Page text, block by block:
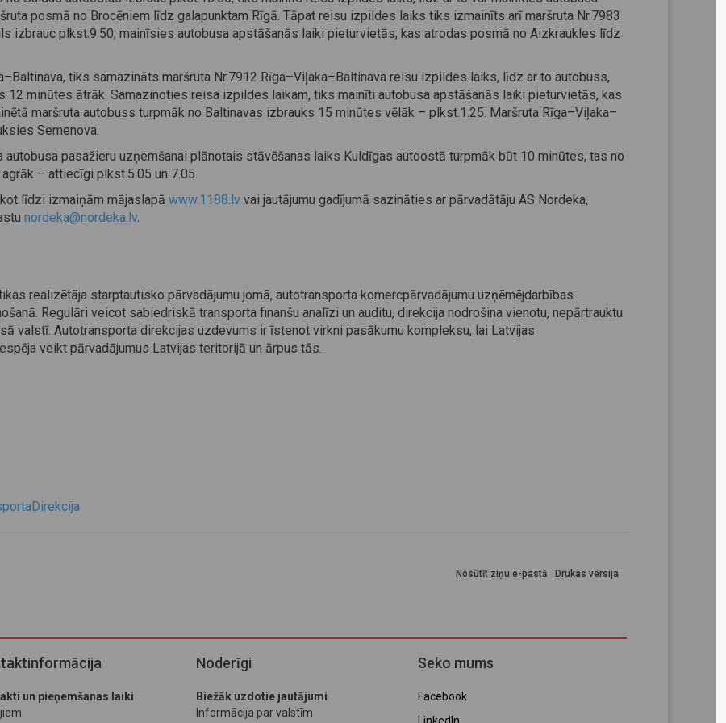
posmā no Brocēniem līdz galapunktam Rīgā. Tāpat reisu izpildes laiks tiks izmainīts arī maršruta Nr.7983
izbrauc plkst.9.50; mainīsies autobusa apstāšanās laiki pieturvietās, kas atrodas posmā no Aizkraukles līdz
tiks samazināts maršruta Nr.7912 Rīga–Viļaka–Baltinava reisu izpildes laiks, līdz ar to autobuss,
12 minūtes ātrāk. Samazinoties reisa izpildes laikam, tiks mainīti autobusa apstāšanās laiki pieturvietās, kas
maršruta autobuss turpmāk no Baltinavas izbrauks 15 minūtes vēlāk – plkst.1.25. Maršruta Rīga–Viļaka–
Semenova.
autobusa pasažieru uzņemšanai plānotais stāvēšanas laiks Kuldīgas autoostā turpmāk būt 10 minūtes, tas no
– attiecīgi plkst.5.05 un 7.05.
līdzi izmaiņām mājaslapā www.1188.lv vai jautājumu gadījumā sazināties ar pārvadātāju AS Nordeka,
nordeka@nordeka.lv.
realizētāja starptautisko pārvadājumu jomā, autotransporta komercpārvadājumu uzņēmējdarbības
Regulāri veicot sabiedriskā transporta finanšu analīzi un auditu, direkcija nodrošina vienotu, nepārtrauktu
valstī. Autotransporta direkcijas uzdevums ir īstenot virkni pasākumu kompleksu, lai Latvijas
veikt pārvadājumus Latvijas teritorijā un ārpus tās.
Drukas versija
Nosūtīt ziņu e-pastā
un pieņemšanas laiki
Noderīgi
Biežāk uzdotie jautājumi
Informācija par valstīm
Seko mums
Facebook